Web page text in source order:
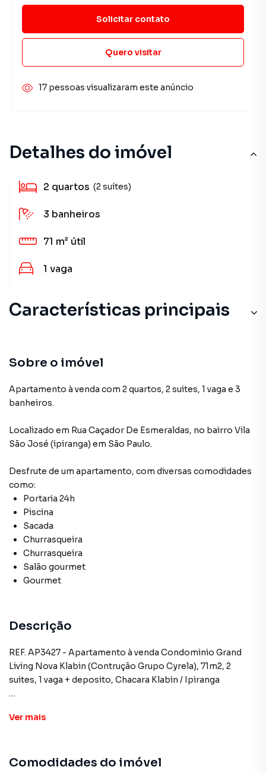
Detalhes do imóvel
2 quartos (2 suítes)
3 banheiros
71 m² útil
1 vaga
Características principais
Sobre o imóvel
Apartamento à venda com 2 quartos, 2 suites, 1 vaga e 3
banheiros.
Localizado em Rua Caçador De Esmeraldas, no bairro Vila
São José (ipiranga) em São Paulo.
Desfrute de um apartamento, com diversas comodidades
como:
Portaria 24h
Piscina
Sacada
Churrasqueira
Churrasqueira
Salão gourmet
Gourmet
Descrição
REF. AP3427 - Apartamento à venda Condominio Grand
Living Nova Klabin (Contrução Grupo Cyrela), 71m2, 2
suites, 1 vaga + deposito, Chacara Klabin / Ipiranga
Cyrela, 3 unidades disponiveis, todas com 71m2, 2 suites, 1
Ver mais
Comodidades do imóvel
Solicitar contato
Quero visitar
17 pessoas visualizaram este anúncio